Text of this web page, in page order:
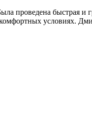
проведена быстрая и
условиях.